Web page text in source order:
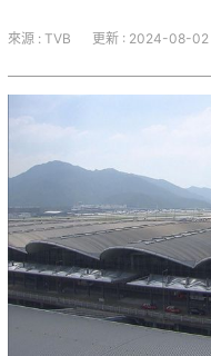
來源 : TVB 更新 : 2024-08-02